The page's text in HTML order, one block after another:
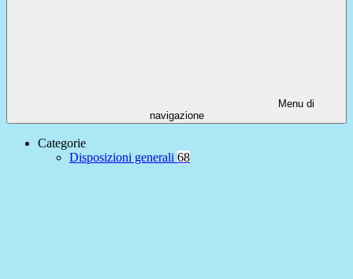
Menu di
navigazione
Categorie
Disposizioni generali 68